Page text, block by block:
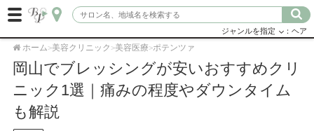
ジャンルを指定 ：ヘア
ホーム>美容クリニック >美容医療>ポテンツァ
岡山でブレッシングが安いおすすめクリ
ニック1選｜痛みの程度やダウンタイム
も解説